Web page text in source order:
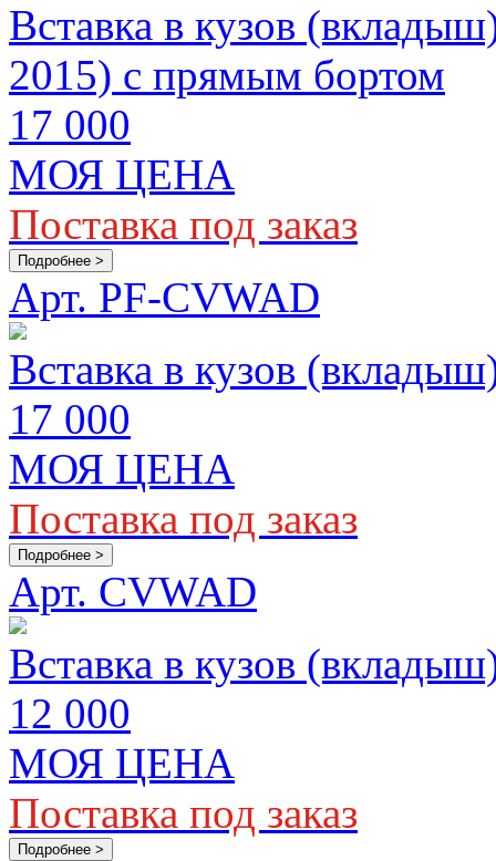
Вставка в кузов
2015) с прямым бортом
17 000
МОЯ ЦЕНА
Поставка под заказ
Подробнее >
Арт. PF-CVWAD
Вставка в кузов
17 000
МОЯ ЦЕНА
Поставка под заказ
Подробнее >
Арт. CVWAD
Вставка в кузов
12 000
МОЯ ЦЕНА
Поставка под заказ
Подробнее >